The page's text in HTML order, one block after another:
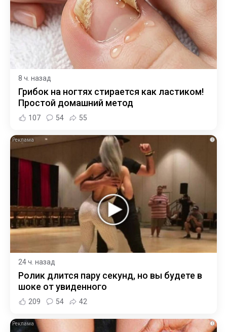
8 ч. назад
Грибок на ногтях стирается как ластиком!
Простой домашний метод
107 54 55
i
24 ч. назад
Ролик длится пару секунд, но вы будете в
шоке от увиденного
209 54 42
i